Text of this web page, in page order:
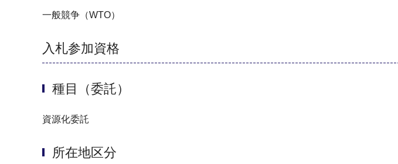
一般競争（WTO）
入札参加資格
種目（委託）
資源化委託
所在地区分